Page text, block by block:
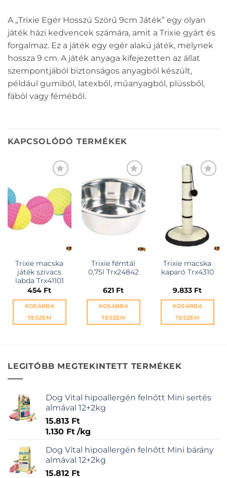
A „Trixie Egér Hosszú Szörű 9cm Játék” egy olyan
játék házi kedvencek számára, amit a Trixie gyárt és
forgalmaz. Ez a játék egy egér alakú játék, melynek
hossza 9 cm. A játék anyaga kifejezetten az állat
szempontjából biztonságos anyagból készült,
például gumiból, latexből, műanyagból, plüssből,
fából vagy féméből.
KAPCSOLÓDÓ TERMÉKEK
KEDVENCEKHEZ
Trixie macska
játék szivacs
labda Trx41101
454 Ft
KOSÁRBA
TESZEM
KEDVENCEKHEZ
Trixie fémtál
0,75l Trx24842
621 Ft
KOSÁRBA
TESZEM
KEDVENCEKHEZ
Trixie macska
kaparó Trx4310
9.833 Ft
KOSÁRBA
TESZEM
LEGITÓBB MEGTEKINTETT TERMÉKEK
Dog Vital hipoallergén felnőtt Mini sertés
almával 12+2kg
15.813 Ft
1.130 Ft /kg
Dog Vital hipoallergén felnőtt Mini bárány
almával 12+2kg
15.812 Ft